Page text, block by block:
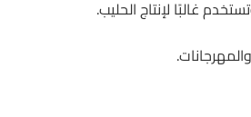
غالبًا لإنتاج الحليب.